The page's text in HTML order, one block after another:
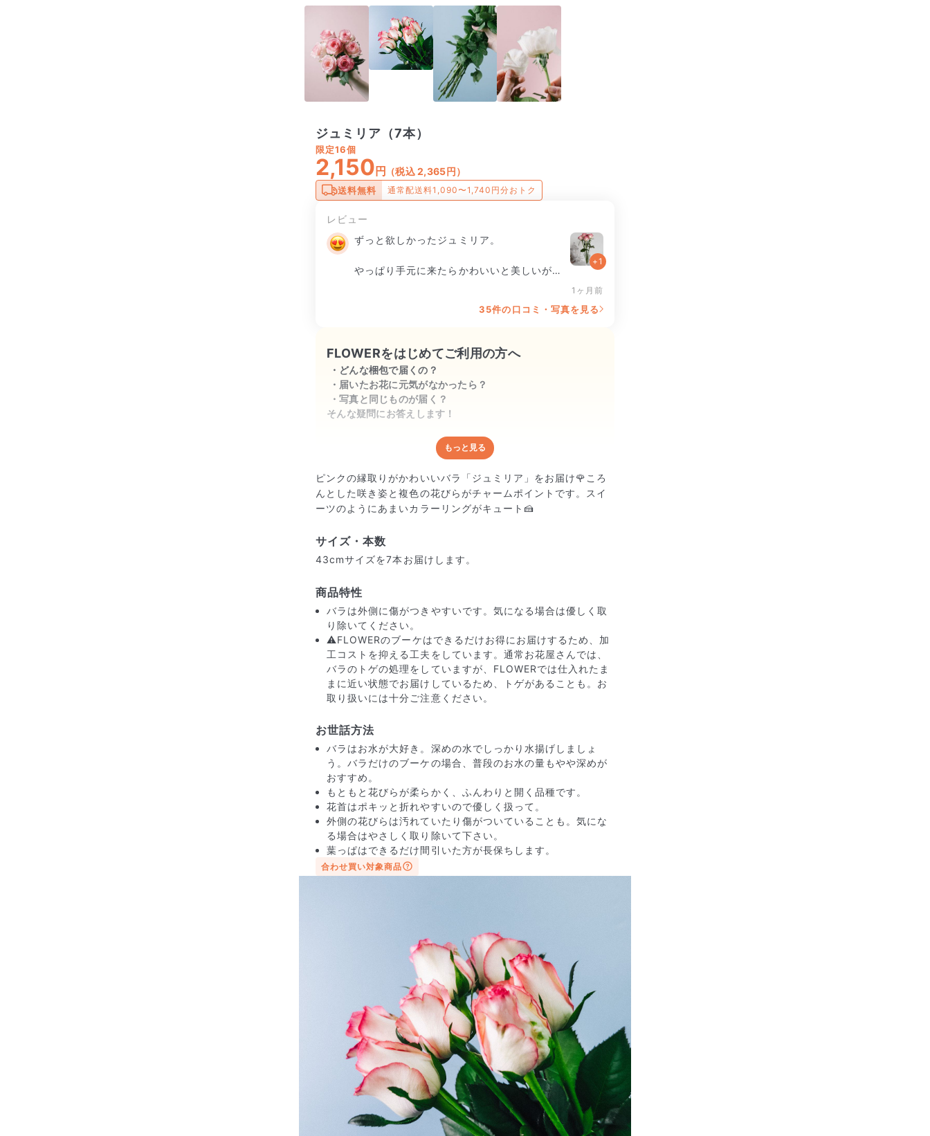
ジュミリア（7本）
限定16個
2,150円 （税込 2,365円）
送料無料 通常配送料1,090〜1,740円分おトク
レビュー
ずっと欲しかったジュミリア。
やっぱり手元に来たらかわいいと美しいが混
もうずっと見ていられます。
これから先もずっとジュミリアを販売して欲
しいです！
+1
1ヶ月前
35件の口コミ・写真を見る
FLOWERをはじめてご利用の方へ
どんな梱包で届くの？
届いたお花に元気がなかったら？
写真と同じものが届く？
そんな疑問にお答えします！
どんな梱包で届くの？
出荷前に水揚げ（花が水を吸いやすくなる処理）を施し、専用
ボックスに丁寧に梱包してお届けしています。きゅっとまとめ
られて一見窮屈そうに見えますが、輸送中の衝撃による折れや
擦れを軽減する効果があります。
届いたお花に元気がなかったら？
もし届いたお花に「枯れている」「折れている」などの不備が
写真と同じものが届く？
もっと見る
ピンクの縁取りがかわいいバラ「ジュミリア」をお届け🌹ころ
んとした咲き姿と複色の花びらがチャームポイントです。スイ
ーツのようにあまいカラーリングがキュート🍰
サイズ・本数
43cmサイズを7本お届けします。
商品特性
バラは外側に傷がつきやすいです。気になる場合は優しく取
り除いてください。
⚠️FLOWERのブーケはできるだけお得にお届けするため、加
工コストを抑える工夫をしています。通常お花屋さんでは、
バラのトゲの処理をしていますが、FLOWERでは仕入れたま
まに近い状態でお届けしているため、トゲがあることも。お
取り扱いには十分ご注意ください。
お世話方法
バラはお水が大好き。深めの水でしっかり水揚げしましょ
う。バラだけのブーケの場合、普段のお水の量もやや深めが
おすすめ。
もともと花びらが柔らかく、ふんわりと開く品種です。
花首はポキッと折れやすいので優しく扱って。
外側の花びらは汚れていたり傷がついていることも。気にな
る場合はやさしく取り除いて下さい。
葉っぱはできるだけ間引いた方が長保ちします。
合わせ買い対象商品